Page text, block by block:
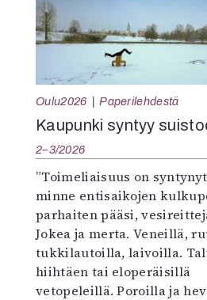
Oulu2026 Paperilehdestä
Kaupunki syntyy
2–3/2026
”Toimeliaisuus on
minne entisaikojen
parhaiten pääsi,
Jokea ja merta. Veneillä,
tukkilautoilla, laivoilla.
hiihtäen tai eloperäisillä
vetopeleillä. Poroilla ja